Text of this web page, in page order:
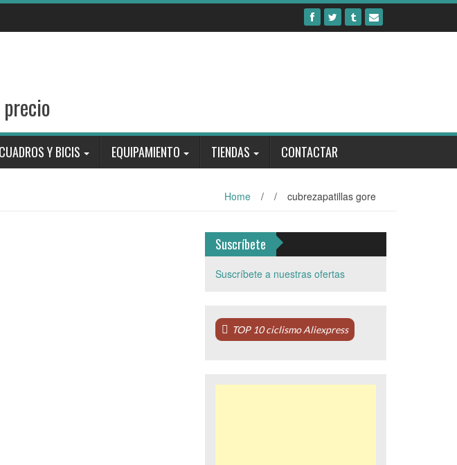
CUADROS Y BICIS EQUIPAMIENTO TIENDAS CONTACTAR
Home / / cubrezapatillas gore
Suscríbete
Suscríbete a nuestras ofertas
TOP 10 ciclismo Aliexpress